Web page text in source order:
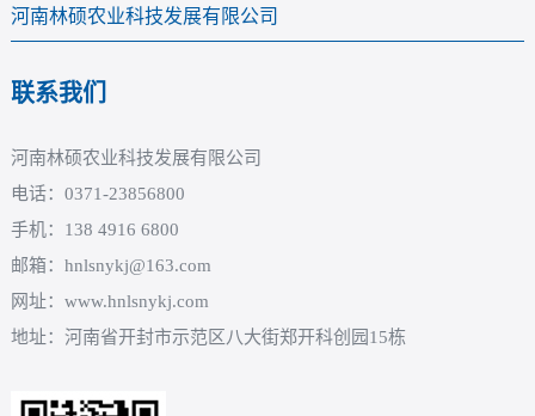
河南林硕农业科技发展有限公司
联系我们
河南林硕农业科技发展有限公司
电话：0371-23856800
手机：138 4916 6800
邮箱：hnlsnykj@163.com
网址：www.hnlsnykj.com
地址：河南省开封市示范区八大街郑开科创园15栋